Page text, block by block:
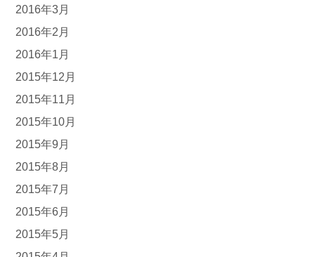
2016年3月
2016年2月
2016年1月
2015年12月
2015年11月
2015年10月
2015年9月
2015年8月
2015年7月
2015年6月
2015年5月